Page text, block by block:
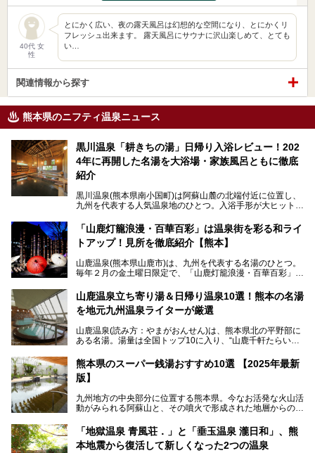
40代 女
性
とにかく広い、夜の露天風呂は幻想的な空間になり、とにかくリ
フレッシュ出来ます。 露天風呂にサウナに沢山楽しめて、とても
い…
関連情報から探す
熊本県のニフティ温泉ニュース
黒川温泉「耕きちの湯」日帰り入浴レビュー！202
4年に再開した名湯を大浴場・家族風呂ともに徹底
紹介
黒川温泉(熊本県南小国町)は阿蘇山麓の北端付近に位置し、
九州を代表する人気温泉地のひとつ。入浴手形が大ヒット
す。
中でも「耕きち(こうきち)の湯」は露天風呂を持たないもの
り一度廃業しましたが、2024年10月に営業再開。数多くの
温泉ファンに注目される名湯です。
今回は再開した耕きちの湯を訪問し、全浴室(男女別大浴
「山鹿灯籠浪漫・百華百彩」は温泉街を彩る和ライ
トアップ！見所を徹底紹介【熊本】
山鹿温泉(熊本県山鹿市)は、九州を代表する名湯のひとつ。
毎年２月の金土曜日限定で、「山鹿灯籠浪漫・百華百彩」
ます。和傘や竹、ろうそくなどを用いて、和情緒たっぷりの
ライトアップが無料で楽しめます。
日、の合計8日間開催。今回は地元九州在住の筆者が、その
見所を徹底紹介。併せて、その他イベントや立ち寄り湯も併
山鹿温泉立ち寄り湯＆日帰り温泉10選！熊本の名湯
を地元九州温泉ライターが厳選
山鹿温泉(読み方：やまがおんせん)は、熊本県北の平野部に
ある名湯。湯量は全国トップ10に入り、“山鹿千軒たらいな
泉質であり、お湯の良さにも定評があります。
今回は地元九州の温泉ライターの私が実際に入浴した中か
設・家族風呂の3パターンに分類し、合計10施設を厳選して
ご紹介。ぜひ、湯めぐりの参考にして下さいね！
熊本県のスーパー銭湯おすすめ10選 【2025年最新
版】
九州地方の中央部分に位置する熊本県。今なお活発な火山活
動がみられる阿蘇山と、その噴火で形成された地層からの湧
す。
そんな熊本県は、県内の至るところから温泉が湧いている温
泉県でもあります。山鹿温泉、玉名温泉、黒川温泉、人吉温
「地獄温泉 青風荘．」と「垂玉温泉 瀧日和」、熊
本地震から復活して新しくなった2つの温泉